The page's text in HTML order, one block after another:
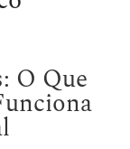
O Que